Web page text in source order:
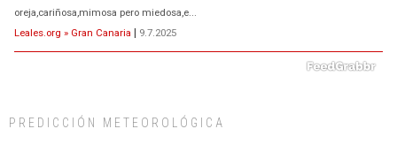
oreja,cariñosa,mimosa pero miedosa,e...
Leales.org » Gran Canaria | 9.7.2025
PREDICCIÓN METEOROLÓGICA